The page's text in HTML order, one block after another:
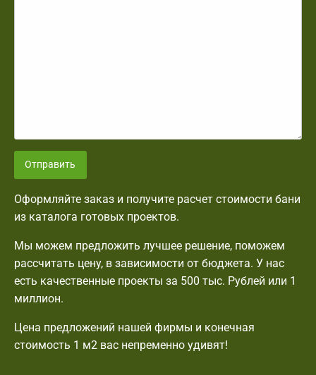
Отправить
Оформляйте заказ и получите расчет стоимости бани
из каталога готовых проектов.
Мы можем предложить лучшее решение, поможем
рассчитать цену, в зависимости от бюджета. У нас
есть качественные проекты за 500 тыс. Рублей или 1
миллион.
Цена предложений нашей фирмы и конечная
стоимость 1 м2 вас непременно удивят!